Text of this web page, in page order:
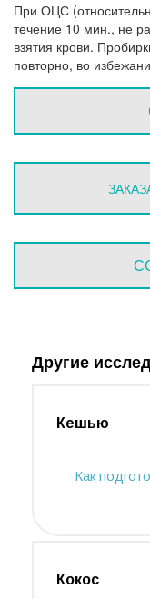
При ОЦС
течение 10 мин., не
взятия крови.
повторно, во
Другие
Кешью
Как
Кокоc